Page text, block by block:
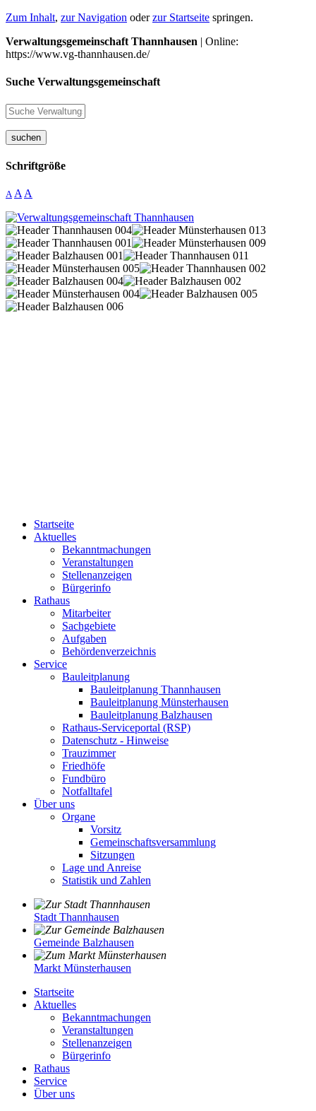
Zum Inhalt, zur Navigation oderzur Startseite springen.
Verwaltungsgemeinschaft Thannhausen | Online:
https://www.vg-thannhausen.de/
Suche Verwaltungsgemeinschaft
suchen
Schriftgröße
A A A
Startseite
Aktuelles
Bekanntmachungen
Veranstaltungen
Stellenanzeigen
Bürgerinfo
Rathaus
Mitarbeiter
Sachgebiete
Aufgaben
Behördenverzeichnis
Service
Bauleitplanung
Bauleitplanung Thannhausen
Bauleitplanung Münsterhausen
Bauleitplanung Balzhausen
Rathaus-Serviceportal (RSP)
Datenschutz - Hinweise
Trauzimmer
Friedhöfe
Fundbüro
Notfalltafel
Über uns
Organe
Vorsitz
Gemeinschaftsversammlung
Sitzungen
Lage und Anreise
Statistik und Zahlen
Stadt Thannhausen
Gemeinde Balzhausen
Markt Münsterhausen
Startseite
Aktuelles
Bekanntmachungen
Veranstaltungen
Stellenanzeigen
Bürgerinfo
Rathaus
Service
Über uns